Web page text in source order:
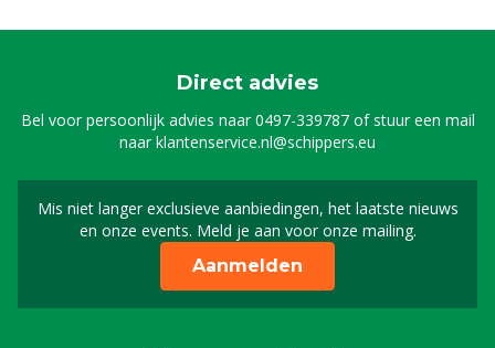
Direct advies
Bel voor persoonlijk advies naar0497-339787of stuur een mail
naarklantenservice.nl@schippers.eu
Mis niet langer exclusieve aanbiedingen, het laatste nieuws
en onze events. Meld je aan voor onze mailing.
Schrijf je in voor onze
Aanmelden